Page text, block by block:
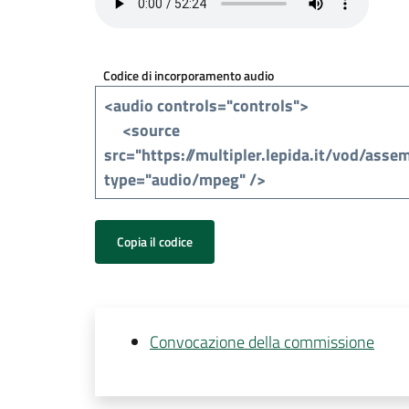
Codice di incorporamento audio
Copia il codice
Convocazione della commissione